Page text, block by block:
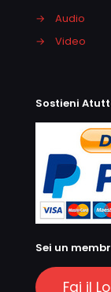
→
Audio
→
Video
Sostieni
Sei un
Fai il